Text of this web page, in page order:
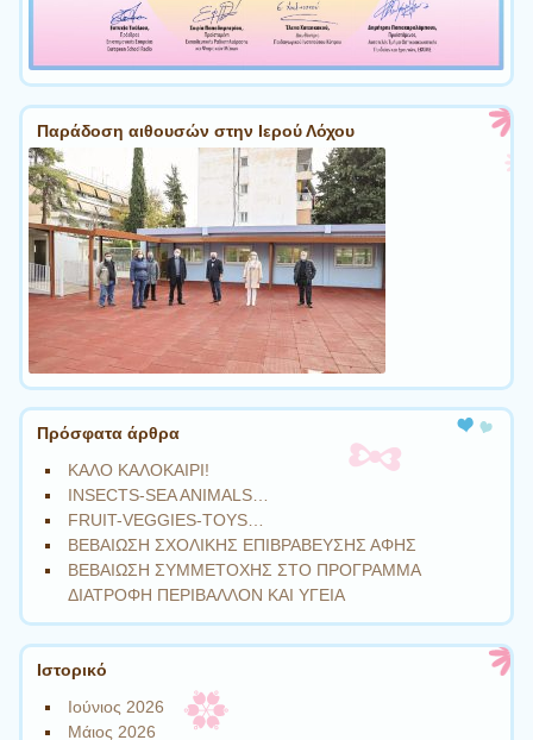
Παράδοση αιθουσών στην Ιερού Λόχου
Πρόσφατα άρθρα
ΚΑΛΟ ΚΑΛΟΚΑΙΡΙ!
INSECTS-SEA ANIMALS…
FRUIT-VEGGIES-TOYS…
ΒΕΒΑΙΩΣΗ ΣΧΟΛΙΚΗΣ ΕΠΙΒΡΑΒΕΥΣΗΣ ΑΦΗΣ
ΒΕΒΑΙΩΣΗ ΣΥΜΜΕΤΟΧΗΣ ΣΤΟ ΠΡΟΓΡΑΜΜΑ
ΔΙΑΤΡΟΦΗ ΠΕΡΙΒΑΛΛΟΝ ΚΑΙ ΥΓΕΙΑ
Ιστορικό
Ιούνιος 2026
Μάιος 2026